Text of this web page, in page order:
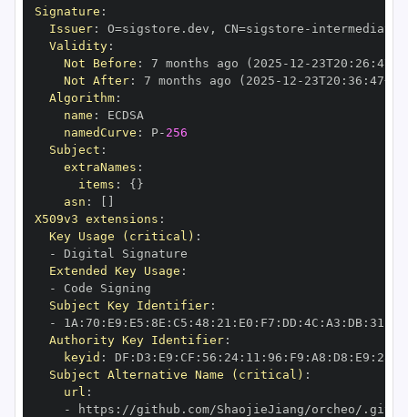
Signature :
Issuer: O=sigstore.dev , CN=sigstore -
Validity:
Not Before : 7 months ago (2025 - 12 - 23T20 : 26 :
Not After: 7 months ago (2025 - 12 - 23T20 : 36 : 47+00
Algorithm:
name :
namedCurve : P- 256
Subject :
extraNames :
items : { }
asn :
X509v3 extensions :
Key Usage (critical) :
-
Extended Key Usage :
-
Subject Key Identifier:
-
1A : 70 : E9 : E5 : 8E : C5 : 48 : 21 : E0 : F7 : DD : 4C : A3 : DB: 31
Authority Key Identifier:
keyid : DF : D3 : E9 : CF : 56 : 24: 11 : 96 : F9 : A8 : D8 : E9 : 28
Subject Alternative Name (critical) :
url :
-
https : //github.com/ShaojieJiang/orcheo/